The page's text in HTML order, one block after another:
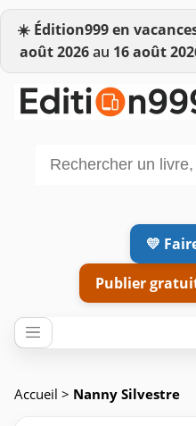
☀️ Édition999 en
août 2026au 16 août
💛
Publier
Accueil > Nanny Silvestre